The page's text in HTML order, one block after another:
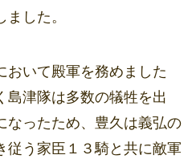
した。
いて殿軍を務めました
島津隊は多数の犠牲を出
なったため、豊久は義弘の
従う家臣１３騎と共に敵軍